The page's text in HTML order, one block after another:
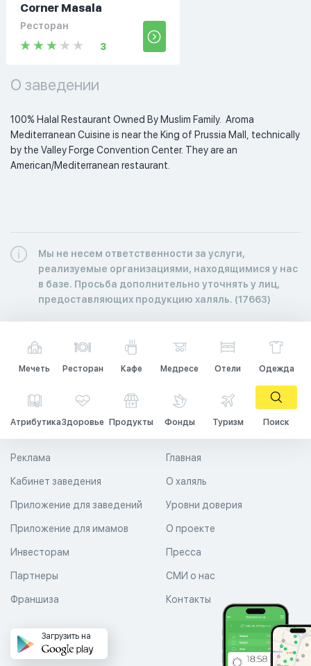
Corner Masala
Ресторан
3
О заведении
100% Halal Restaurant Owned By Muslim Family.  Aroma
Mediterranean Cuisine is near the King of Prussia Mall, technically
by the Valley Forge Convention Center. They are an
American/Mediterranean restaurant.
Мы не несем ответственности за услуги,
реализуемые организациями, находящимися у нас
в базе. Просьба дополнительно уточнять у лиц,
предоставляющих продукцию халяль. (17663)
Мечеть Ресторан Кафе Медресе Отели Одежда
АтрибутикаЗдоровье Продукты Фонды Туризм Поиск
Главная
О халяль
Уровни доверия
Реклама
Кабинет заведения
Приложение для заведений
Приложение для имамов О проекте
Пресса
СМИ о нас
Контакты
Инвесторам
Партнеры
Франшиза
Загрузить на